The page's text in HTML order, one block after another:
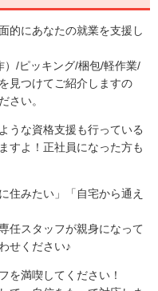
的にあなたの就業を支援し
/ピッキング/梱包/軽作業/
見つけてご紹介しますの
さい。
うな資格支援も行っている
すよ！正社員になった方も
住みたい」「自宅から通え
任スタッフが親身になって
せください♪
を満喫してください！